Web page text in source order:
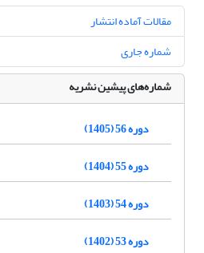
مقالات آماده انتشار
شماره جاری
شماره‌های پیشین نشریه
دوره 56 (1405)
دوره 55 (1404)
دوره 54 (1403)
دوره 53 (1402)